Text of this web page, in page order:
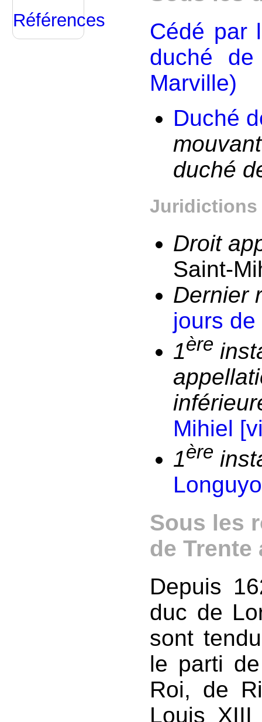
Cédé par
duché
Marville)
Duché
duché
Juridictions
Droit
Saint-
Dernier
jours
1ère
Mihiel
1ère
Sous les
de Trente
Depuis
duc de
sont
le parti
Roi, de
Louis
Références